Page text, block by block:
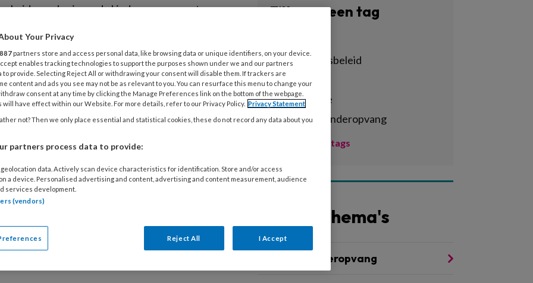
van plan is om de kinderopvang aan te
er over de DAEB in de kinderopvangsector
zorgen bestaan', schrijft de overheid in een
waarin ze daar op ingaan.
kinderopvang: is dat wel zo’n
jouw administratieve taken doet en de
van kinderen in de gaten houdt. Kunstmatige
professionals en managers overnemen. Maar
dit eigenlijk wel?
Filter op een tag
achterstandsbeleid
activiteiten
administratie
agrarische kinderopvang
Toon meer tags
Andere thema's
Toezicht kinderopvang
Your Privacy
887 partners store and access personal data, like browsing data or unique identifiers, on your device.
enables tracking technologies to support the purposes shown under we and our partners
to provide. Selecting Reject All or withdrawing your consent will disable them. If trackers are
content and ads you see may not be as relevant to you. You can resurface this menu to change your
consent at any time by clicking the Manage Preferences link on the bottom of the webpage.
will have effect within our Website. For more details, refer to our Privacy Policy. Privacy Statement
not? Then we only place essential and statistical cookies, these do not record any data about you
partners process data to provide:
data. Actively scan device characteristics for identification. Store and/or access
a device. Personalised advertising and content, advertising and content measurement, audience
services development.
(vendors)
Reject All I Accept